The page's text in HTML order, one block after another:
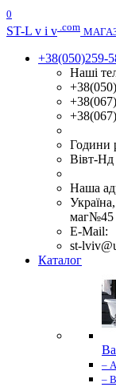
0
ST-L v i v .com
+38(050)259-
Наші
Години
Вівт-Нд
Наша
маг№45
E-Mail:
st-
Каталог
–
–